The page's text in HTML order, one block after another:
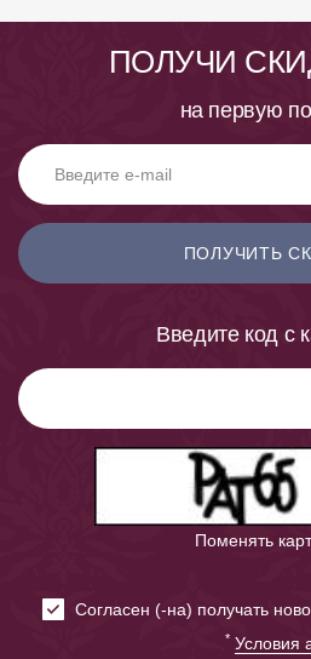
ПОЛУЧИ
на первую
ПОЛУЧИТЬ
Введите код с
Поменять
Cогласен (-на) получать
* Условия